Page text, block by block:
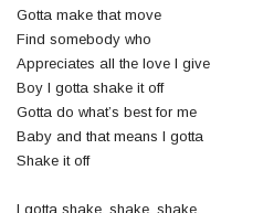
Gotta make that move
Find somebody who
Appreciates all the love I give
Boy I gotta shake it off
Gotta do what’s best for me
Baby and that means I gotta
Shake it off
I gotta shake, shake, shake,